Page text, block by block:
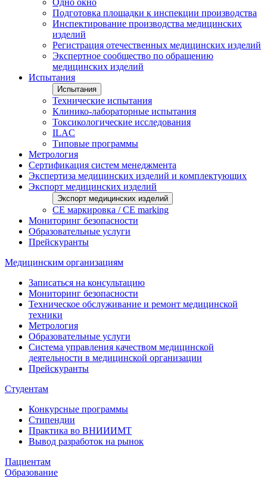
Одно окно
Подготовка площадки к инспекции производства
Инспектирование производства медицинских
изделий
Регистрация отечественных медицинских изделий
Экспертное сообщество по обращению
медицинских изделий
Испытания
Испытания
Технические испытания
Клинико-лабораторные испытания
Токсикологические исследования
ILAС
Типовые программы
Метрология
Сертификация систем менеджмента
Экспертиза медицинских изделий и комплектующих
Экспорт медицинских изделий
Экспорт медицинских изделий
CE маркировка / CE marking
Мониторинг безопасности
Образовательные услуги
Прейскуранты
Медицинским организациям
Записаться на консультацию
Мониторинг безопасности
Техническое обслуживание и ремонт медицинской
техники
Метрология
Образовательные услуги
Система управления качеством медицинской
деятельности в медицинской организации
Прейскуранты
Студентам
Конкурсные программы
Стипендии
Практика во ВНИИИМТ
Вывод разработок на рынок
Пациентам
Образование